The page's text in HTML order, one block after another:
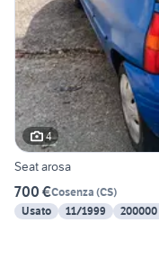
4
Seat arosa
700 €Cosenza (CS)
Usato
11/1999 200000